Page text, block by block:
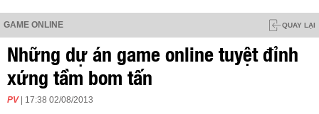
GAME ONLINE QUAY LẠI
Những dự án game online tuyệt đỉnh
xứng tầm bom tấn
PV | 17:38 02/08/2013